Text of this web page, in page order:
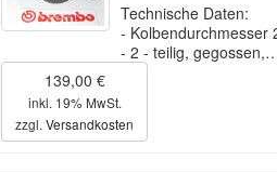
Technische Daten:
- Kolbendurchmesser
- 2 - teilig,
139,00 €
inkl. 19% MwSt.
zzgl. Versandkosten